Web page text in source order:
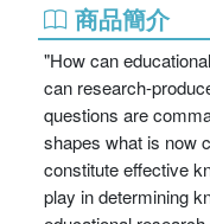
商品簡介
"How can
can research-
questions are
shapes what is now
constitute effective
play in determining